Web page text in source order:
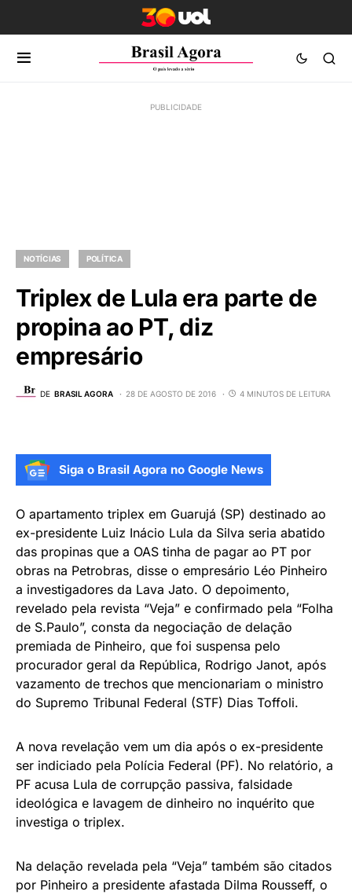
NOTÍCIAS POLÍTICA
Triplex de Lula era parte de
propina ao PT, diz
empresário
DE BRASIL AGORA 28 DE AGOSTO DE 2016 4 MINUTOS DE LEITURA
Siga o Brasil Agora no Google News
O apartamento triplex em Guarujá (SP) destinado ao
ex-presidente Luiz Inácio Lula da Silva seria abatido
das propinas que a OAS tinha de pagar ao PT por
obras na Petrobras, disse o empresário Léo Pinheiro
a investigadores da Lava Jato. O depoimento,
revelado pela revista “Veja” e confirmado pela “Folha
de S.Paulo”, consta da negociação de delação
premiada de Pinheiro, que foi suspensa pelo
procurador geral da República, Rodrigo Janot, após
vazamento de trechos que mencionariam o ministro
do Supremo Tribunal Federal (STF) Dias Toffoli.
A nova revelação vem um dia após o ex-presidente
ser indiciado pela Polícia Federal (PF). No relatório, a
PF acusa Lula de corrupção passiva, falsidade
ideológica e lavagem de dinheiro no inquérito que
investiga o triplex.
Na delação revelada pela “Veja” também são citados
por Pinheiro a presidente afastada Dilma Rousseff, o